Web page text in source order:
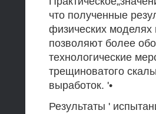
что полученные
физических моделях
позволяют более
технологические
трещиноватого
выработок. '•
Результаты '